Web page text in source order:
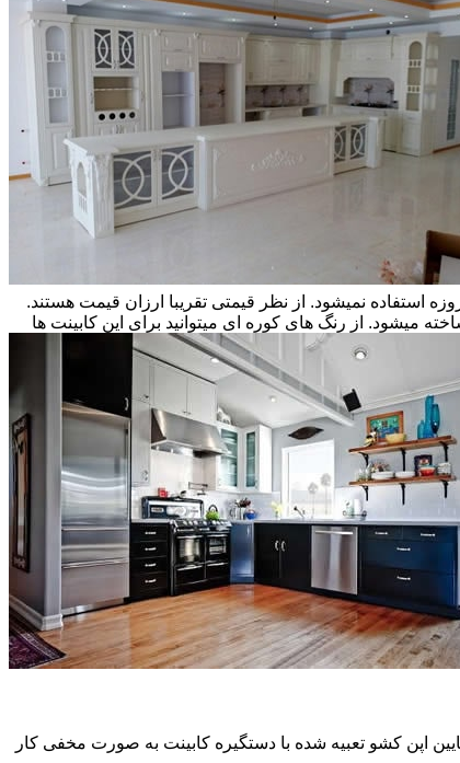
استفاده نمیشود. از نظر قیمتی تقریبا ارزان قیمت هستند.
میشود. از رنگ های کوره ای میتوانید برای این کابینت ها
اپن کشو تعبیه شده با دستگیره کابینت به صورت مخفی کار